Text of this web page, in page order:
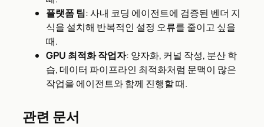
플랫폼 팀: 사내 코딩 에이전트에 검증된 벤더 지
식을 설치해 반복적인 설정 오류를 줄이고 싶을
때.
GPU 최적화 작업자: 양자화, 커널 작성, 분산 학
습, 데이터 파이프라인 최적화처럼 문맥이 많은
작업을 에이전트와 함께 진행할 때.
관련 문서